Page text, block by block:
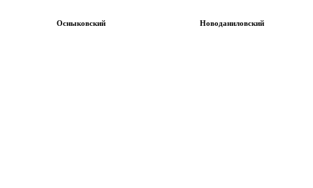
Осныковский Новоданиловский